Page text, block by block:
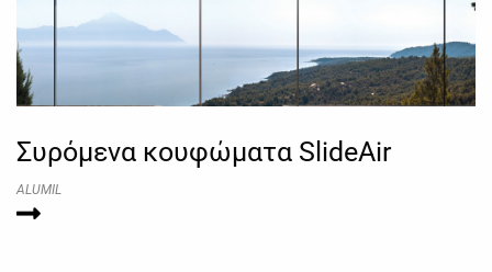
Συρόμενα κουφώματα SlideAir
ALUMIL